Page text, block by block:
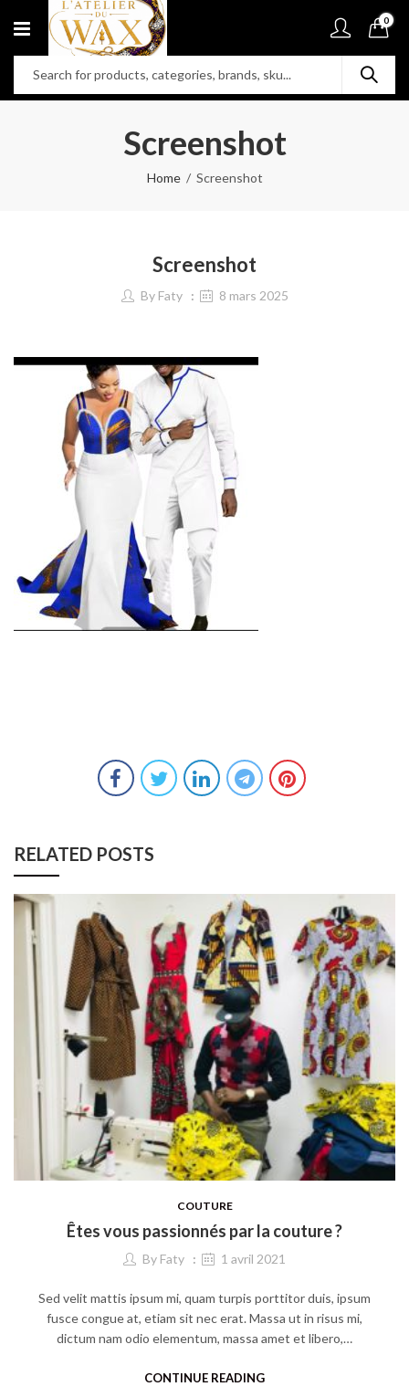
0
Screenshot
Home Screenshot
Screenshot
By Faty 8 mars 2025
RELATED POSTS
COUTURE
Êtes vous passionnés par la couture ?
By Faty 1 avril 2021
Sed velit mattis ipsum mi, quam turpis porttitor duis, ipsum
fusce congue at, etiam sit nec erat. Massa ut in risus mi,
dictum nam odio elementum, massa amet et libero,…
CONTINUE READING